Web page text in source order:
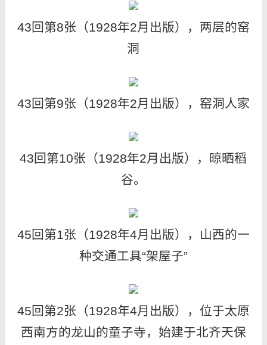
43回第8张（1928年2月出版），两层的窑
洞
43回第9张（1928年2月出版），窑洞人家
43回第10张（1928年2月出版），晾晒稻
谷。
45回第1张（1928年4月出版），山西的一
种交通工具“架屋子”
45回第2张（1928年4月出版），位于太原
西南方的龙山的童子寺，始建于北齐天保